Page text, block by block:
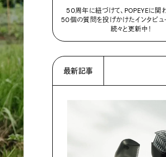
50周年に紐づけて、POPEYEに関
50個の質問を投げかけたインタビュ
続々と更新中！
最新記事